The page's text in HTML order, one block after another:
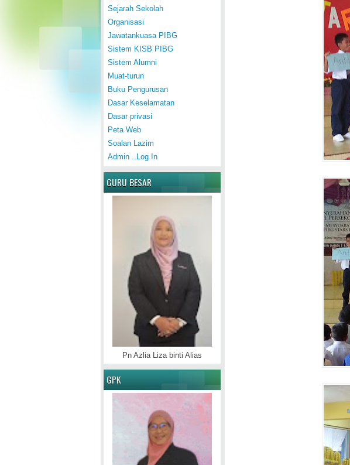
Sejarah Sekolah
Organisasi
Jawatankuasa PIBG
Sistem KISB PIBG
Sistem Alumni
Muat-turun
Buku Pengurusan
Dasar Keselamatan
Dasar privasi
Peta Web
Soalan Lazim
Admin ..Log In
GURU BESAR
Pn Azlia Liza binti Alias
GPK